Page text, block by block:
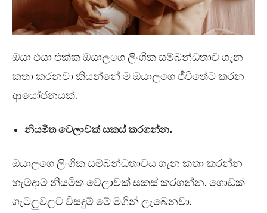
ඔයා එයා එක්ක ඔයාලගෙ ලිංගික සම්බන්ධතාව ගැන
කතා කරනවා කියන්නේ ම ඔයාලගෙ ජීවිතේට කරන
ආයෝජනයක්.
නියමිත වෙලාවක් සකස් කරගන්න.
ඔයාලගෙ ලිංගික සම්බන්ධතාවය ගැන කතා කරන්න
හැමදාම නියමිත වෙලාවක් සකස් කරගන්න. ගොඩක්
ගැටලුවලට විසඳුම් මේ මගින් ලැබෙනවා.